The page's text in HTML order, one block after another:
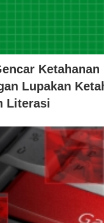
Ketahanan
Lupakan
Literasi